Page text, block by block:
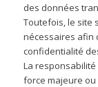
des données
Toutefois, le site
nécessaires afin
confidentialité
La
force majeure ou